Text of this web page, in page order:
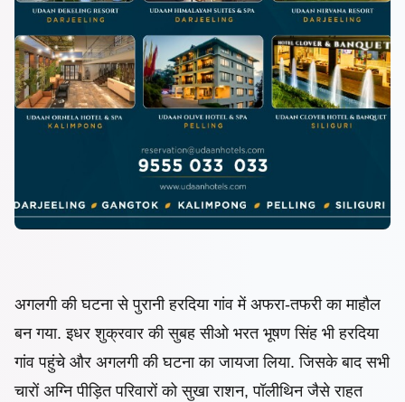
अगलगी की घटना से पुरानी हरदिया गांव में अफरा-तफरी का माहौल
बन गया. इधर शुक्रवार की सुबह सीओ भरत भूषण सिंह भी हरदिया
गांव पहुंचे और अगलगी की घटना का जायजा लिया. जिसके बाद सभी
चारों अग्नि पीड़ित परिवारों को सुखा राशन, पॉलीथिन जैसे राहत